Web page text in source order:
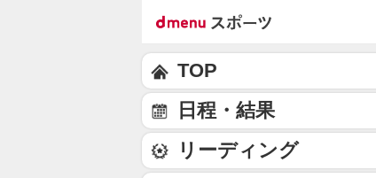
TOP
日程・結果
リーディング